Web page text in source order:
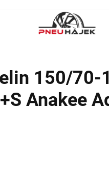
150/70-
Anakee